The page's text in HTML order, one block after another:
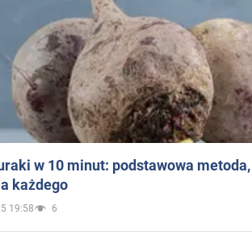
w 10 minut: podstawowa
każdego
19:58 6